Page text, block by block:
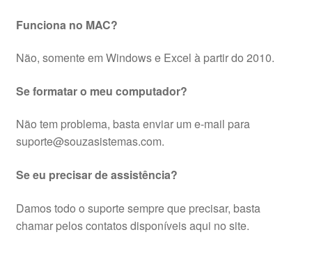
Funciona no MAC?
Não, somente em Windows e Excel à partir do 2010.
Se formatar o meu computador?
Não tem problema, basta enviar um e-mail para
suporte@souzasistemas.com.
Se eu precisar de assistência?
Damos todo o suporte sempre que precisar, basta
chamar pelos contatos disponíveis aqui no site.